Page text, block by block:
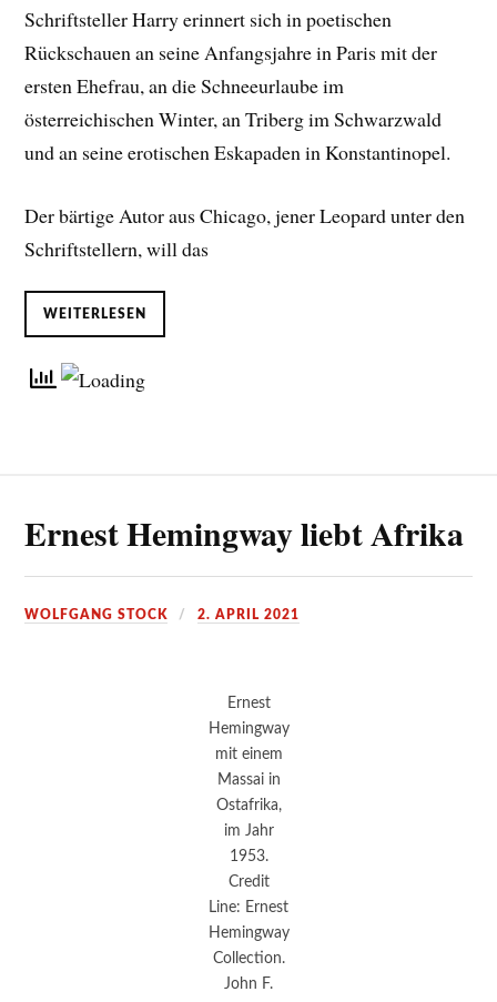
Schriftsteller Harry erinnert sich in poetischen
Rückschauen an seine Anfangsjahre in Paris mit der
ersten Ehefrau, an die Schneeurlaube im
österreichischen Winter, an Triberg im Schwarzwald
und an seine erotischen Eskapaden in Konstantinopel.
Der bärtige Autor aus Chicago, jener Leopard unter den
Schriftstellern, will das
WEITERLESEN
Ernest Hemingway liebt Afrika
WOLFGANG STOCK 2. APRIL 2021
Ernest
Hemingway
mit einem
Massai in
Ostafrika,
im Jahr
1953.
Credit
Line: Ernest
Hemingway
Collection.
John F.